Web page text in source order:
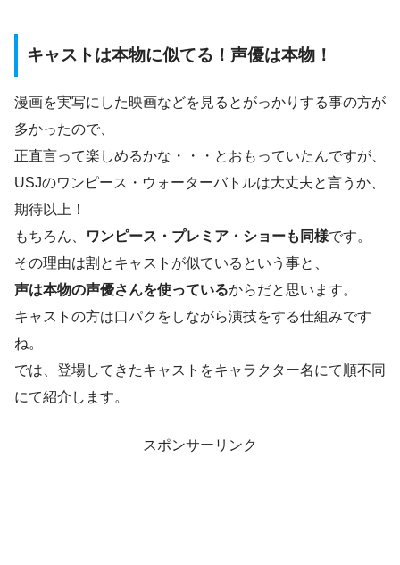
キャストは本物に似てる！声優は本物！
漫画を実写にした映画などを見るとがっかりする事の方が
多かったので、
正直言って楽しめるかな・・・とおもっていたんですが、
USJのワンピース・ウォーターバトルは大丈夫と言うか、
期待以上！
もちろん、
ワンピース・プレミア・ショーも同様です。
その理由は割とキャストが似ているという事と、
声は本物の声優さんを使っているからだと思います。
キャストの方は口パクをしながら演技をする仕組みです
ね。
では、登場してきたキャストをキャラクター名にて順不同
にて紹介します。
スポンサーリンク